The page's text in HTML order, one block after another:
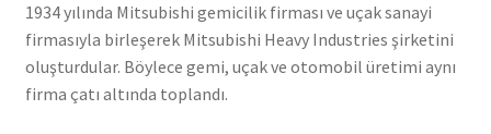
1934 yılında Mitsubishi gemicilik firması ve uçak sanayi
firmasıyla birleşerek Mitsubishi Heavy Industries şirketini
oluşturdular. Böylece gemi, uçak ve otomobil üretimi aynı
firma çatı altında toplandı.